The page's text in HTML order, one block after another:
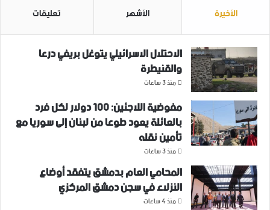
الأخيرة الأشهر تعليقات
الاحتلال الاسرائيلي يتوغل بريفي درعا
والقنيطرة
منذ 3 ساعات
مفوضية اللاجئين: 100 دولار لكل فرد
بالعائلة يعود طوعا من لبنان إلى سوريا مع
تأمين نقله
منذ 3 ساعات
المحامي العام بدمشق يتفقد أوضاع
النزلاء في سجن دمشق المركزي
منذ 4 ساعات